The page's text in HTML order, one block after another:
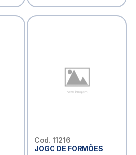
Cod. 11216
JOGO DE FORMÕES